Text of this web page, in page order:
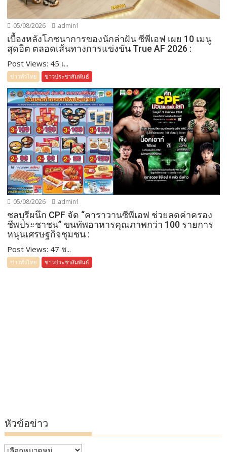
05/08/2026 admin1
เบื้องหลังโภชนาการของนักล่าฝัน ซีพีเอฟ เผย 10 เมนู
สุดฮิต ตลอดเส้นทางการแข่งขัน True AF 2026 :
Post Views: 45 เ...
ข่าวทั่วไทย ข่าวประชาสัมพันธ์
05/08/2026 admin1
ชลบุรีผนึก CPF จัด “คาราวานซีพีเอฟ ช่วยลดค่าครอง
ชีพประชาชน” ขนทัพอาหารคุณภาพกว่า 100 รายการ
หนุนเศรษฐกิจชุมชน :
Post Views: 47 ช...
ข่าวทั่วไทย ข่าวประชาสัมพันธ์
หัวข้อข่าว
หัวข้อ